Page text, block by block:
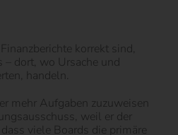
korrekt sind,
dort, wo Ursache und
handeln.
Aufgaben zuzuweisen
weil er der
viele Boards die primäre